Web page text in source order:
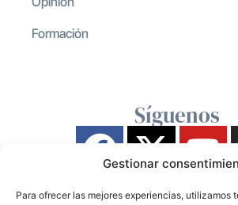
Gestionar
Para ofrecer las mejores experiencias, utilizamos
Formación
Síguenos